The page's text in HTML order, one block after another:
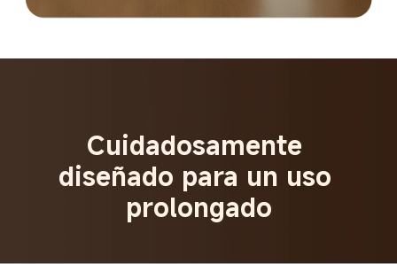
Cuidadosamente
diseñado para un uso
prolongado